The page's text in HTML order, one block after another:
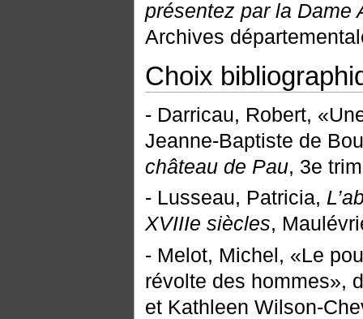
présentez par la Dame
Archives
Choix
- Darricau, Robert,
Jeanne-Baptiste de
château de Pau, 3e
- Lusseau, Patricia,
XVIIIe siècles,
- Melot, Michel, «Le
révolte des hommes»,
et Kathleen Wilson-